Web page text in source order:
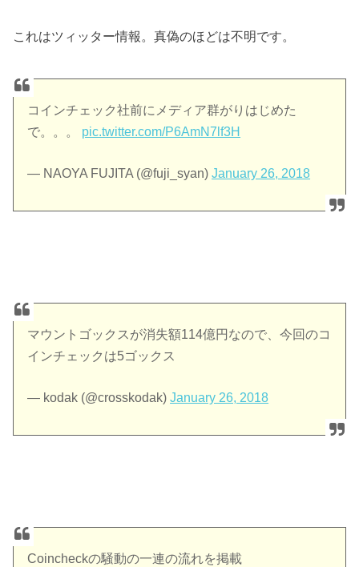
これはツィッター情報。真偽のほどは不明です。
コインチェック社前にメディア群がりはじめた
で。。。 pic.twitter.com/P6AmN7lf3H
— NAOYA FUJITA (@fuji_syan)January 26, 2018
マウントゴックスが消失額114億円なので、今回のコ
インチェックは5ゴックス
— kodak (@crosskodak)January 26, 2018
Coincheckの騒動の一連の流れを掲載